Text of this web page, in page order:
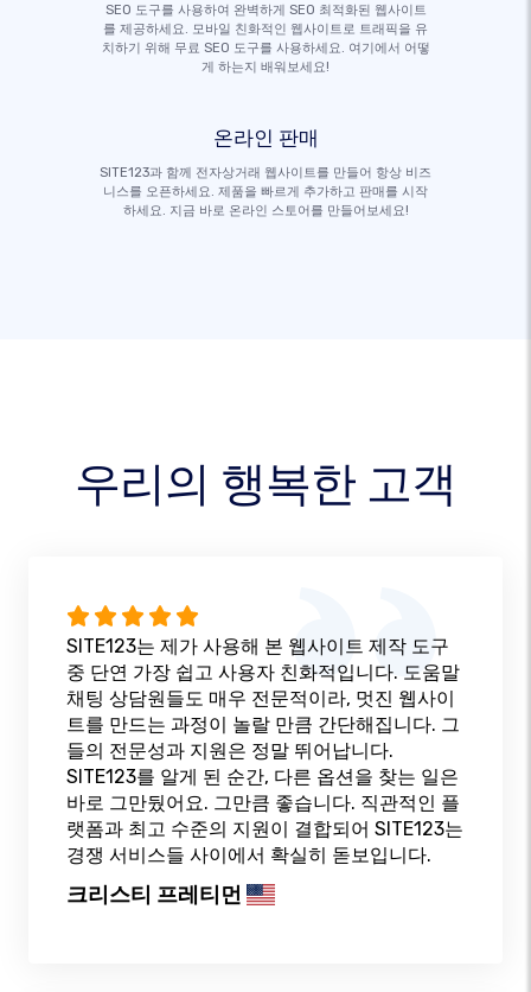
SEO 도구를 사용하여 완벽하게 SEO 최적화된 웹사이트
를 제공하세요. 모바일 친화적인 웹사이트로 트래픽을 유
치하기 위해 무료 SEO 도구를 사용하세요. 여기에서 어떻
게 하는지 배워보세요!
온라인 판매
SITE123과 함께 전자상거래 웹사이트를 만들어 항상 비즈
니스를 오픈하세요. 제품을 빠르게 추가하고 판매를 시작
하세요. 지금 바로 온라인 스토어를 만들어보세요!
우리의 행복한 고객
SITE123는 제가 사용해 본 웹사이트 제작 도구
중 단연 가장 쉽고 사용자 친화적입니다. 도움말
채팅 상담원들도 매우 전문적이라, 멋진 웹사이
트를 만드는 과정이 놀랄 만큼 간단해집니다. 그
들의 전문성과 지원은 정말 뛰어납니다.
SITE123를 알게 된 순간, 다른 옵션을 찾는 일은
바로 그만뒀어요. 그만큼 좋습니다. 직관적인 플
랫폼과 최고 수준의 지원이 결합되어 SITE123는
경쟁 서비스들 사이에서 확실히 돋보입니다.
크리스티 프레티먼